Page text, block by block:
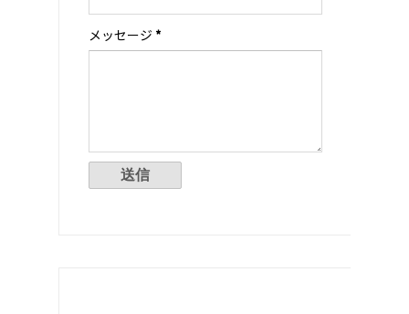
メッセージ *